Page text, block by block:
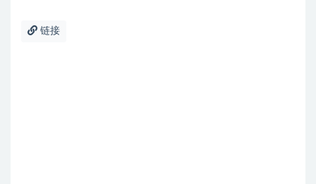
链接